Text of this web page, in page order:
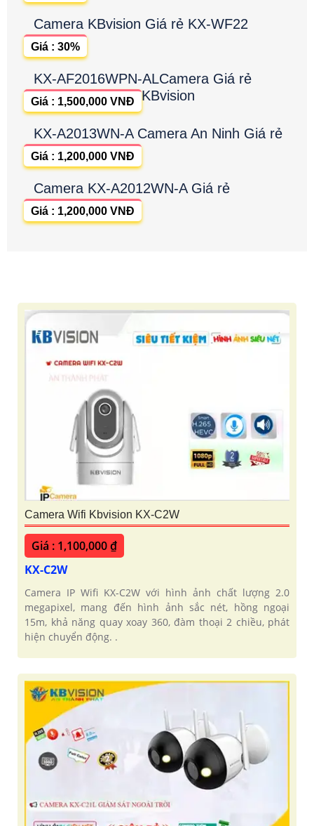
Camera KBvision Giá rẻ KX-WF22
Giá : 30%
KX-AF2016WPN-ALCamera Giá rẻ
KBvision
Giá : 1,500,000 VNĐ
KX-A2013WN-A Camera An Ninh Giá rẻ
Giá : 1,200,000 VNĐ
Camera KX-A2012WN-A Giá rẻ
Giá : 1,200,000 VNĐ
Camera Wifi Kbvision KX-C2W
Giá : 1,100,000 ₫
KX-C2W
Camera IP Wifi KX-C2W với hình ảnh chất lượng 2.0
megapixel, mang đến hình ảnh sắc nét, hồng ngoại
15m, khả năng quay xoay 360, đàm thoại 2 chiều, phát
hiện chuyển động. .